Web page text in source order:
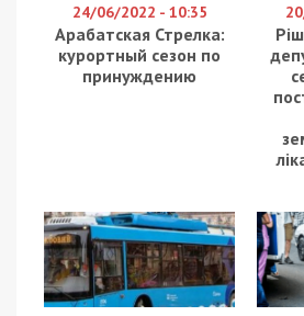
24/06/2022 - 10:35
Арабатская Стрелка:
курортный сезон по
принуждению